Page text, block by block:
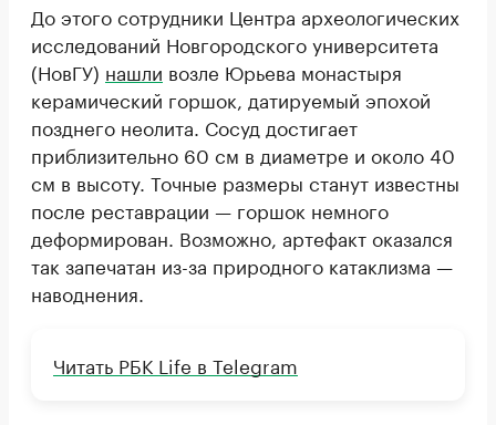
До этого сотрудники Центра археологических
исследований Новгородского университета
(НовГУ) нашли возле Юрьева монастыря
керамический горшок, датируемый эпохой
позднего неолита. Сосуд достигает
приблизительно 60 см в диаметре и около 40
см в высоту. Точные размеры станут известны
после реставрации — горшок немного
деформирован. Возможно, артефакт оказался
так запечатан из-за природного катаклизма —
наводнения.
Читать РБК Life в Telegram